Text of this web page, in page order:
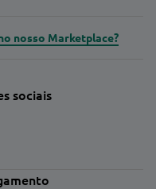
nosso Marketplace?
sociais